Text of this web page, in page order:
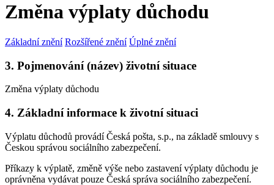
Změna výplaty důchodu
Základní znění Rozšířené znění Úplné znění
3. Pojmenování (název) životní situace
Změna výplaty důchodu
4. Základní informace k životní situaci
Výplatu důchodů provádí Česká pošta, s.p., na základě smlouvy s
Českou správou sociálního zabezpečení.
Příkazy k výplatě, změně výše nebo zastavení výplaty důchodu je
oprávněna vydávat pouze Česká správa sociálního zabezpečení.